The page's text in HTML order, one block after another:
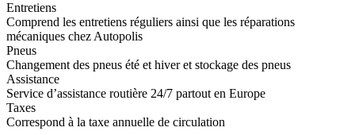
Entretiens
Comprend les entretiens réguliers ainsi que les réparations
mécaniques chez Autopolis
Pneus
Changement des pneus été et hiver et stockage des pneus
Assistance
Service d’assistance routière 24/7 partout en Europe
Taxes
Correspond à la taxe annuelle de circulation